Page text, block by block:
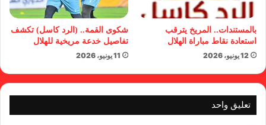
بالمستندات.. المريخ يترقب
استعادة نقاط مباراة الهلال
12 يونيو، 2026
شكوى القمة.. (الرد كاسل) تكشف
تفاصيل خدعة مريخية للهلال
11 يونيو، 2026
تعليق واحد